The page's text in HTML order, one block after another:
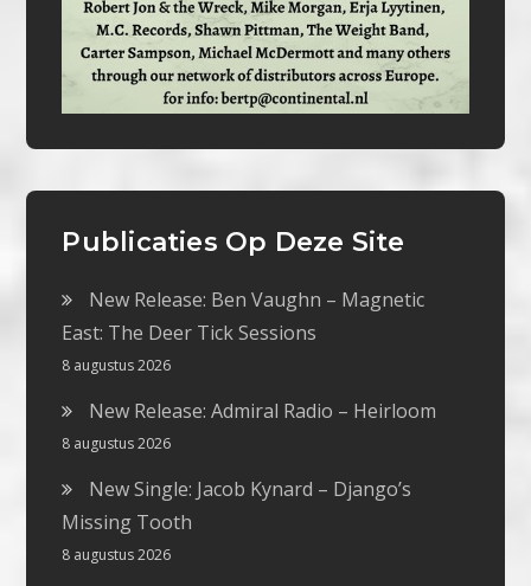
Publicaties Op Deze Site
New Release: Ben Vaughn – Magnetic
East: The Deer Tick Sessions
8 augustus 2026
New Release: Admiral Radio – Heirloom
8 augustus 2026
New Single: Jacob Kynard – Django’s
Missing Tooth
8 augustus 2026